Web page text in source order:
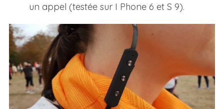
un appel (testée sur I Phone 6 et S 9).